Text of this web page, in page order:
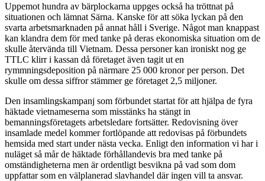
Uppemot hundra av bärplockarna uppges också ha tröttnat på
situationen och lämnat Särna. Kanske för att söka lyckan på den
svarta arbetsmarknaden på annat håll i Sverige. Något man knappast
kan klandra dem för med tanke på deras ekonomiska situation om de
skulle återvända till Vietnam. Dessa personer kan ironiskt nog ge
TTLC klirr i kassan då företaget även tagit ut en
rymmningsdeposition på närmare 25 000 kronor per person. Det
skulle om dessa siffror stämmer ge företaget 2,5 miljoner.
Den insamlingskampanj som förbundet startat för att hjälpa de fyra
häktade vietnameserna som misstänks ha stängt in
bemanningsföretagets arbetsledare fortsätter. Redovisning över
insamlade medel kommer fortlöpande att redovisas på förbundets
hemsida med start under nästa vecka. Enligt den information vi har i
nuläget så mår de häktade förhållandevis bra med tanke på
omständigheterna men är ordentligt besvikna på vad som dom
uppfattar som en välplanerad slavhandel där ingen vill ta ansvar.